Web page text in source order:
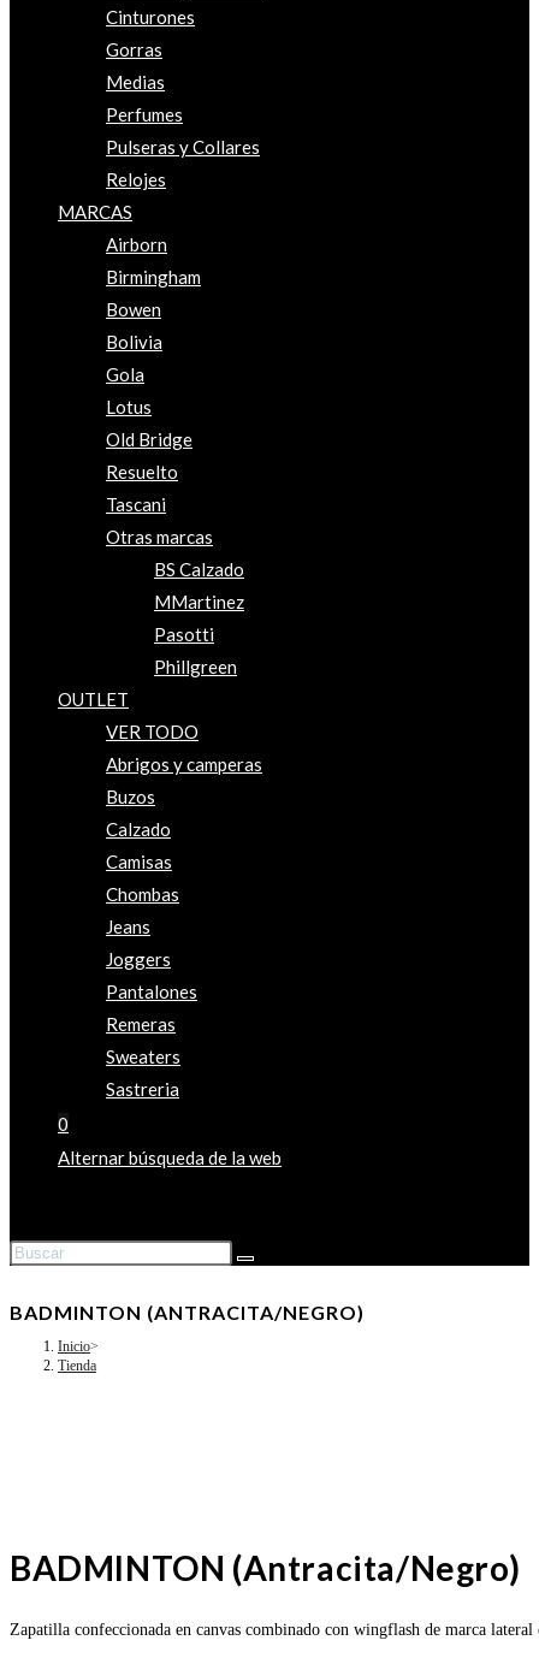
Cinturones
Gorras
Medias
Perfumes
Pulseras y Collares
Relojes
MARCAS
Airborn
Birmingham
Bowen
Bolivia
Gola
Lotus
Old Bridge
Resuelto
Tascani
Otras marcas
BS Calzado
MMartinez
Pasotti
Phillgreen
OUTLET
VER TODO
Abrigos y camperas
Buzos
Calzado
Camisas
Chombas
Jeans
Joggers
Pantalones
Remeras
Sweaters
Sastreria
0
Alternar búsqueda de la web
BADMINTON (ANTRACITA/NEGRO)
Inicio>
Tienda
BADMINTON (Antracita/Negro)
Zapatilla confeccionada en canvas combinado con wingflash de marca